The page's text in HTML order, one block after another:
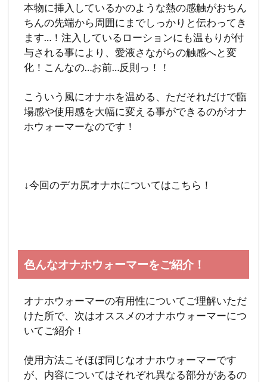
本物に挿入しているかのような熱の感触がおちん
ちんの先端から周囲にまでしっかりと伝わってき
ます…！注入しているローションにも温もりが付
与される事により、愛液さながらの触感へと変
化！こんなの…お前…反則っ！！
こういう風にオナホを温める、ただそれだけで臨
場感や使用感を大幅に変える事ができるのがオナ
ホウォーマーなのです！
↓今回のデカ尻オナホについてはこちら！
色んなオナホウォーマーをご紹介！
オナホウォーマーの有用性についてご理解いただ
けた所で、次はオススメのオナホウォーマーにつ
いてご紹介！
使用方法こそほぼ同じなオナホウォーマーです
が、内容についてはそれぞれ異なる部分があるの